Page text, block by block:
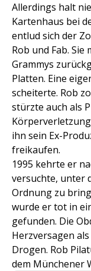
Allerdings halt
Kartenhaus bei
entlud sich der
Rob und Fab.
Grammys
Platten. Eine
scheiterte. Rob
stürzte auch als
ihn sein Ex-
freikaufen.
1995 kehrte er
versuchte, unter
Ordnung zu
wurde er tot in
gefunden. Die
Herzversagen
Drogen. Rob
dem Münchener